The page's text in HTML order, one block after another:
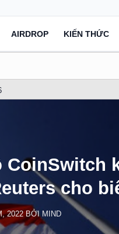
AIRDROP KIẾN THỨC
cho
2022BỞI MIND